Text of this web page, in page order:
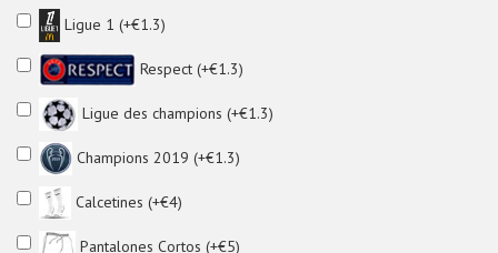
Ligue 1 (+€1.3)
Respect (+€1.3)
Ligue des champions (+€1.3)
Champions 2019 (+€1.3)
Calcetines (+€4)
Pantalones Cortos (+€5)